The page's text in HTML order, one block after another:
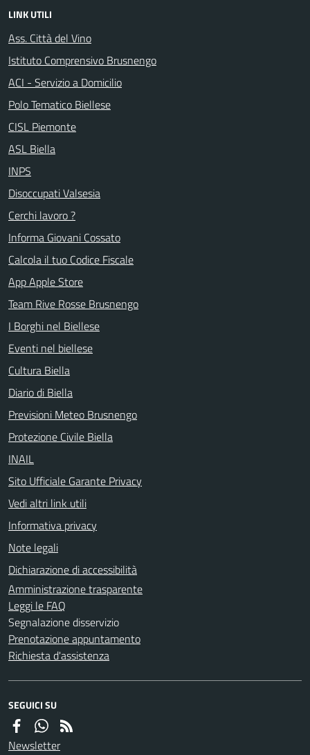
LINK UTILI
Ass. Città del Vino
Istituto Comprensivo Brusnengo
ACI - Servizio a Domicilio
Polo Tematico Biellese
CISL Piemonte
ASL Biella
INPS
Disoccupati Valsesia
Cerchi lavoro ?
Informa Giovani Cossato
Calcola il tuo Codice Fiscale
App Apple Store
Team Rive Rosse Brusnengo
I Borghi nel Biellese
Eventi nel biellese
Cultura Biella
Diario di Biella
Previsioni Meteo Brusnengo
Protezione Civile Biella
INAIL
Sito Ufficiale Garante Privacy
Vedi altri link utili
Informativa privacy
Note legali
Dichiarazione di accessibilità
Amministrazione trasparente
Leggi le FAQ
Segnalazione disservizio
Prenotazione appuntamento
Richiesta d'assistenza
SEGUICI SU
Newsletter